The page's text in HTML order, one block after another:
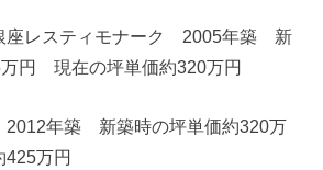
座レスティモナーク 2005年築 新
円 現在の坪単価約320万円
2012年築 新築時の坪単価約320万
万円